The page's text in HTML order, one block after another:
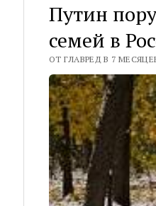
Путин
семей в
ОТ ГЛАВРЕД В 7